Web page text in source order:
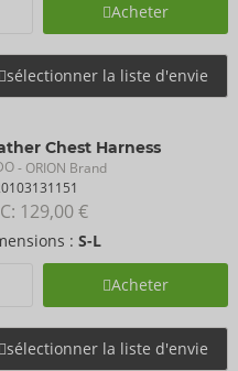
Acheter
sélectionner la liste d'envie
Chest Harness
- ORION Brand
129,00 €
: S-L
Acheter
sélectionner la liste d'envie